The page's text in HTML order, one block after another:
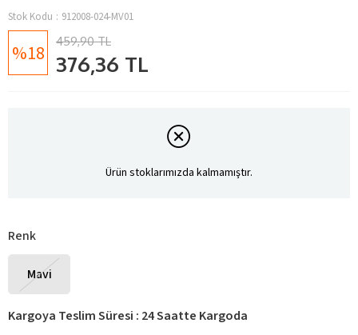
Stok Kodu 912008-024-MV01
18 459,90 TL
376,36 TL
Ürün stoklarımızda kalmamıştır.
Renk
Mavi
Kargoya Teslim Süresi : 24 Saatte Kargoda